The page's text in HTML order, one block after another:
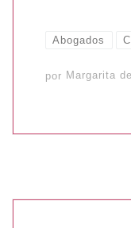
Abogados
por Margarita